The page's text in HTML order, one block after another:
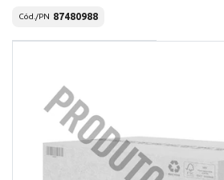
Cód./PN 87480988